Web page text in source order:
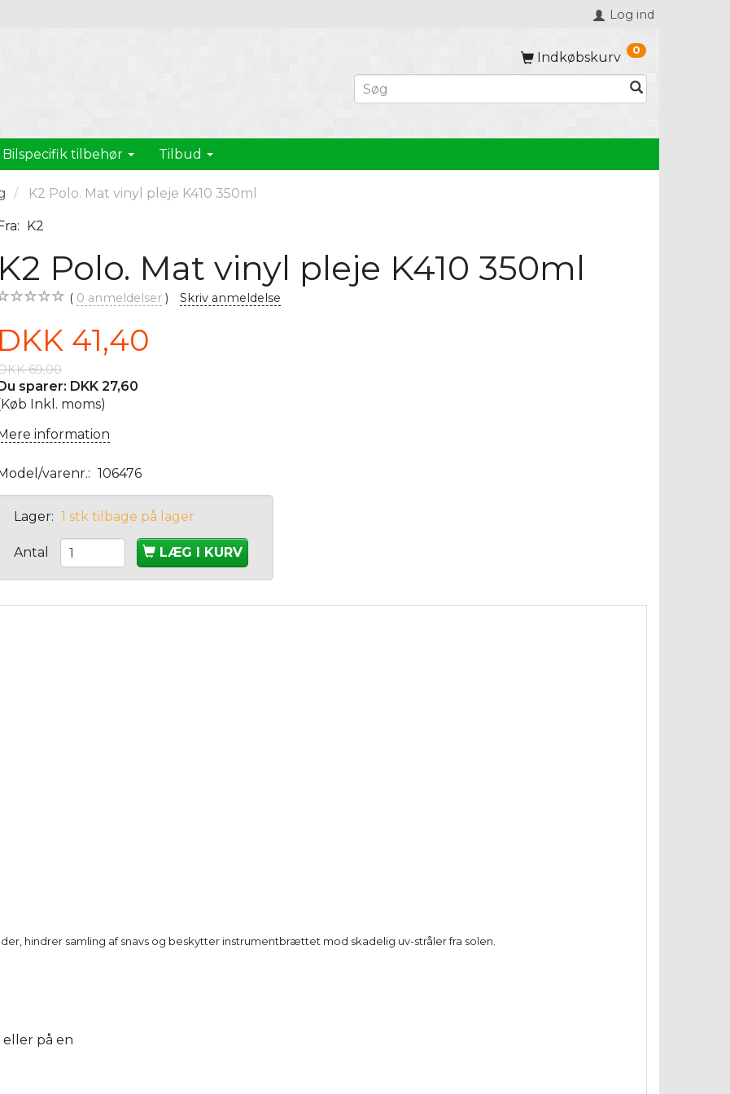
Log ind
Indkøbskurv 0
Bilspecifik tilbehør Tilbud
K2 Polo. Mat vinyl pleje K410 350ml
K2
K2 Polo. Mat vinyl pleje K410 350ml
0 anmeldelser Skriv anmeldelse
DKK 41,40
69,00
sparer: DKK 27,60
Inkl. moms)
information
varenr.: 106476
Lager: 1 stk tilbage på lager
Antal LÆG I KURV
hindrer samling af snavs og beskytter instrumentbrættet mod skadelig uv-stråler fra solen.
på en